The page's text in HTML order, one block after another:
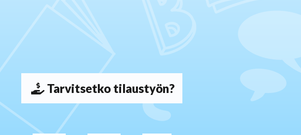
Tarvitsetko tilaustyön?